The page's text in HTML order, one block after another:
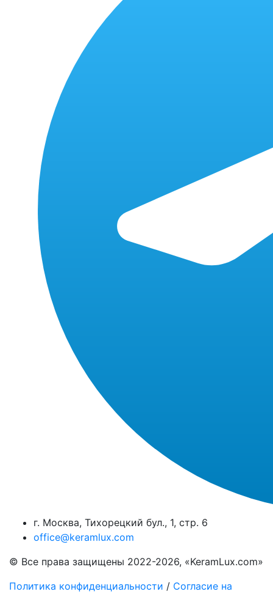
г. Москва, Тихорецкий бул., 1, стр. 6
office@keramlux.com
© Все права защищены 2022-2026, «KeramLux.com»
Политика конфиденциальности / Согласие на